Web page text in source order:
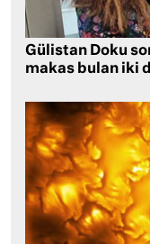
Gülistan Doku
makas bulan iki